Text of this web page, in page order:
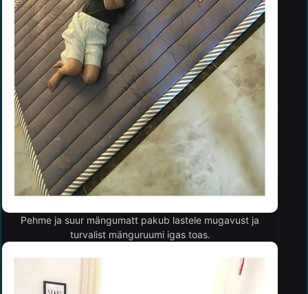
Pehme ja suur mängumatt pakub lastele mugavust ja
turvalist mänguruumi igas toas.